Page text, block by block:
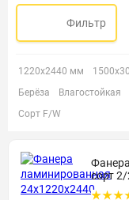
Фильтр
1220х2440 мм
Берёза
Влагостойкая
Сорт F/W
сорт